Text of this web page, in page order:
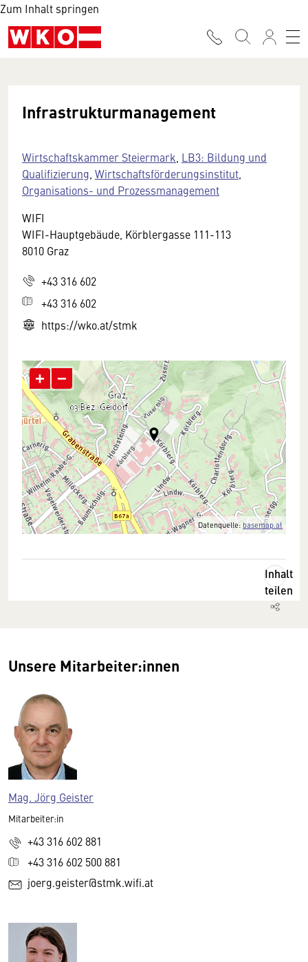
Zum Inhalt springen
+ −
Datenquelle: basemap.at
Infrastrukturmanagement
Wirtschaftskammer Steiermark LB3: Bildung und
Qualifizierung Wirtschaftsförderungsinstitut
Organisations- und Prozessmanagement
WIFI
WIFI-Hauptgebäude, Körblergasse 111-113
8010 Graz
+43 316 602
+43 316 602
https://wko.at/stmk
Inhalt
teilen
Unsere Mitarbeiter:innen
Mag. Jörg Geister
Mitarbeiter:in
+43 316 602 881
+43 316 602 500 881
joerg.geister@stmk.wifi.at